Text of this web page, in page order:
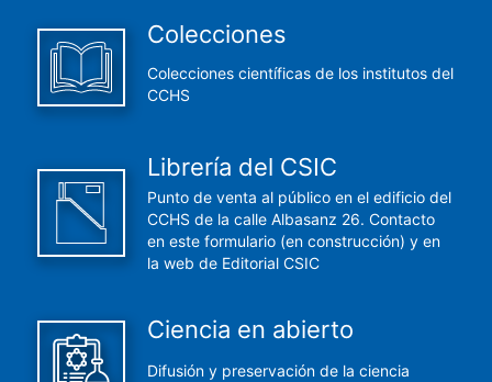
Colecciones
Colecciones científicas de los institutos del
CCHS
Librería del CSIC
Punto de venta al público en el edificio del
CCHS de la calle Albasanz 26. Contacto
en este formulario (en construcción) y en
la web de Editorial CSIC
Ciencia en abierto
Difusión y preservación de la ciencia